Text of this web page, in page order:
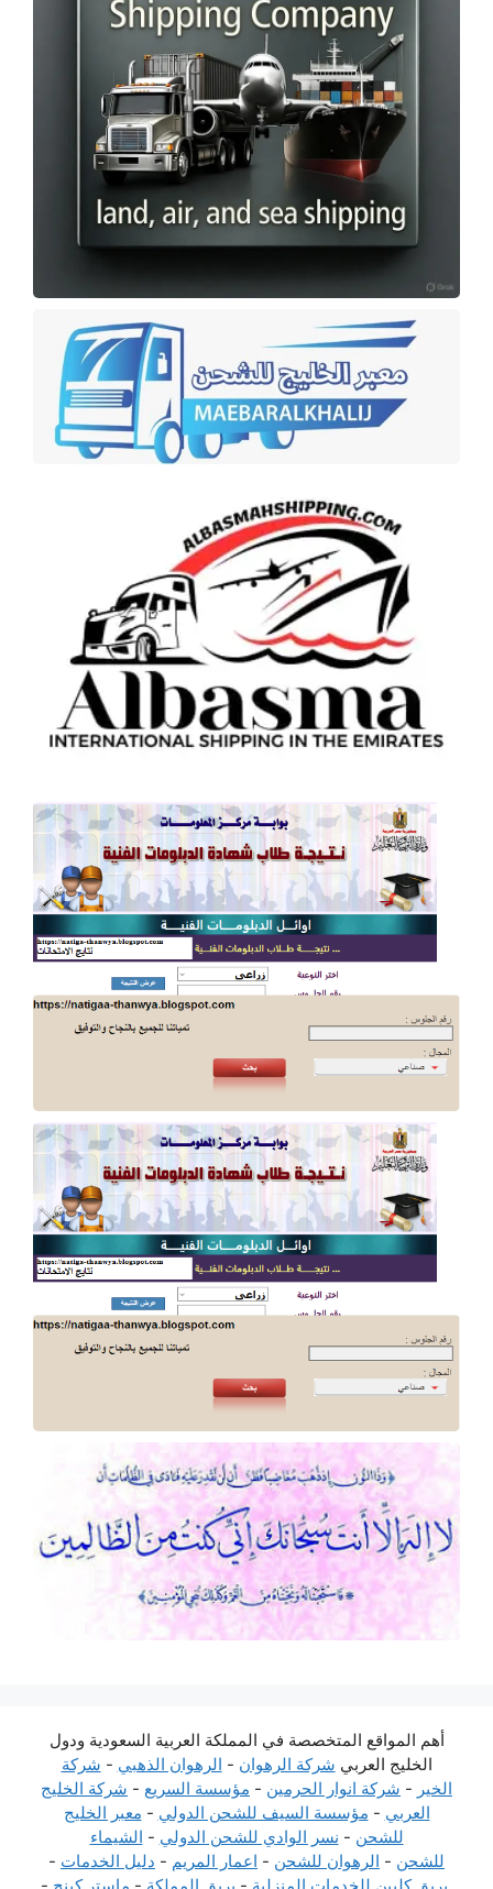
أهم المواقع المتخصصة في المملكة العربية السعودية ودول
الخليج العربي شركة الرهوان - الرهوان الذهبي - شركة
الخير - شركة انوار الحرمين - مؤسسة السريع - شركة الخليج
العربي - مؤسسة السيف للشحن الدولي - معبر الخليج
للشحن - نسر الوادي للشحن الدولي - الشيماء
للشحن - الرهوان للشحن - اعمار المريم - دليل الخدمات -